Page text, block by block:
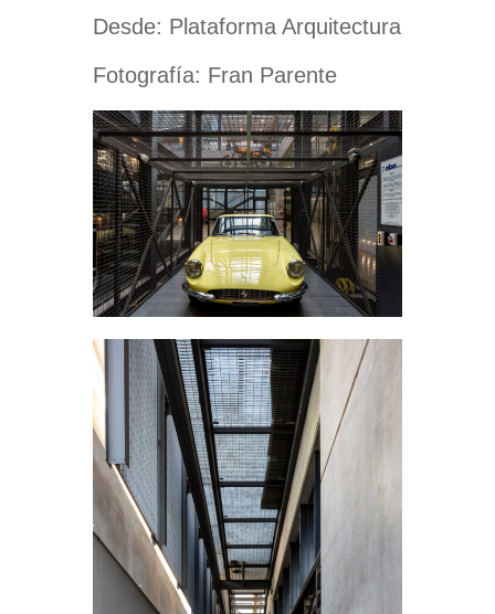
Desde: Plataforma Arquitectura
Fotografía: Fran Parente